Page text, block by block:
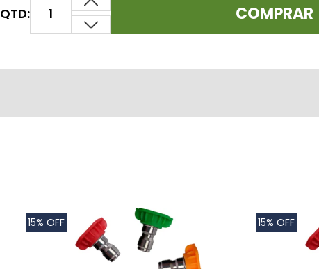
QTD: COMPRAR
15% OFF 15% OFF